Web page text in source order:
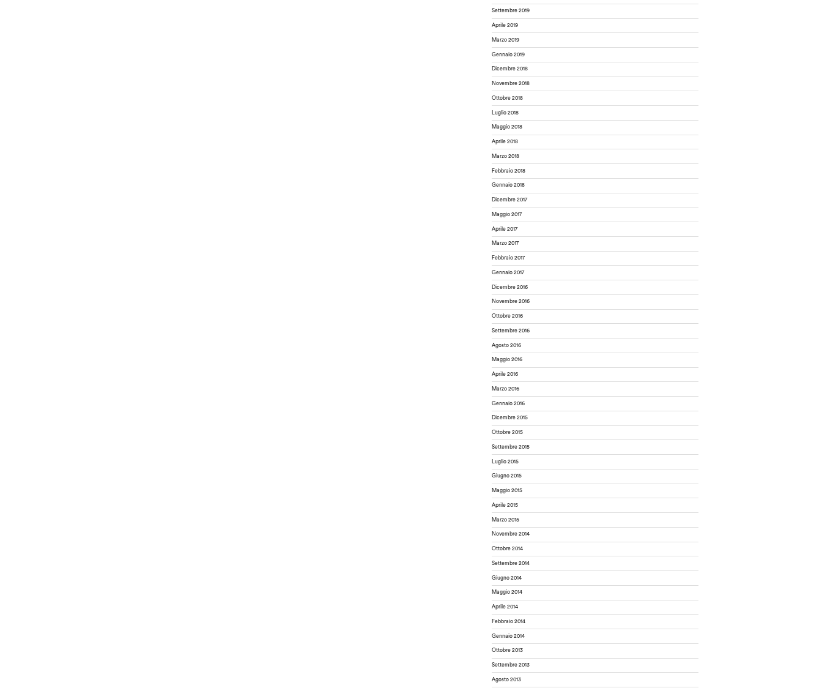
Settembre 2019
Aprile 2019
Marzo 2019
Gennaio 2019
Dicembre 2018
Novembre 2018
Ottobre 2018
Luglio 2018
Maggio 2018
Aprile 2018
Marzo 2018
Febbraio 2018
Gennaio 2018
Dicembre 2017
Maggio 2017
Aprile 2017
Marzo 2017
Febbraio 2017
Gennaio 2017
Dicembre 2016
Novembre 2016
Ottobre 2016
Settembre 2016
Agosto 2016
Maggio 2016
Aprile 2016
Marzo 2016
Gennaio 2016
Dicembre 2015
Ottobre 2015
Settembre 2015
Luglio 2015
Giugno 2015
Maggio 2015
Aprile 2015
Marzo 2015
Novembre 2014
Ottobre 2014
Settembre 2014
Giugno 2014
Maggio 2014
Aprile 2014
Febbraio 2014
Gennaio 2014
Ottobre 2013
Settembre 2013
Agosto 2013